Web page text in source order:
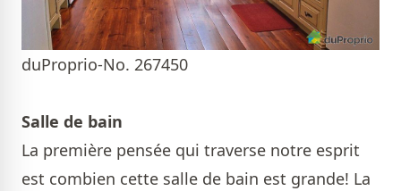
duProprio-No. 267450
Salle de bain
La première pensée qui traverse notre esprit
est combien cette salle de bain est grande! La